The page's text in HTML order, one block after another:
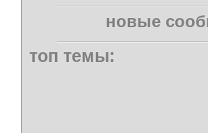
новые
топ темы: